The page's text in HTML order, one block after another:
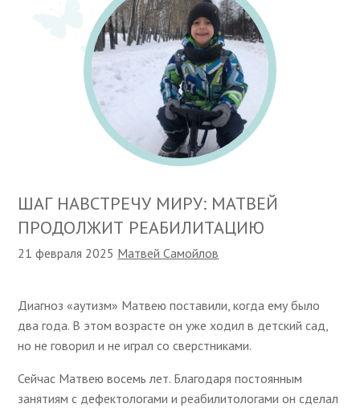
ШАГ НАВСТРЕЧУ МИРУ: МАТВЕЙ
ПРОДОЛЖИТ РЕАБИЛИТАЦИЮ
21 февраля 2025 Матвей Самойлов
Диагноз «аутизм» Матвею поставили, когда ему было
два года. В этом возрасте он уже ходил в детский сад,
но не говорил и не играл со сверстниками.
Сейчас Матвею восемь лет. Благодаря постоянным
занятиям с дефектологами и реабилитологами он сделал